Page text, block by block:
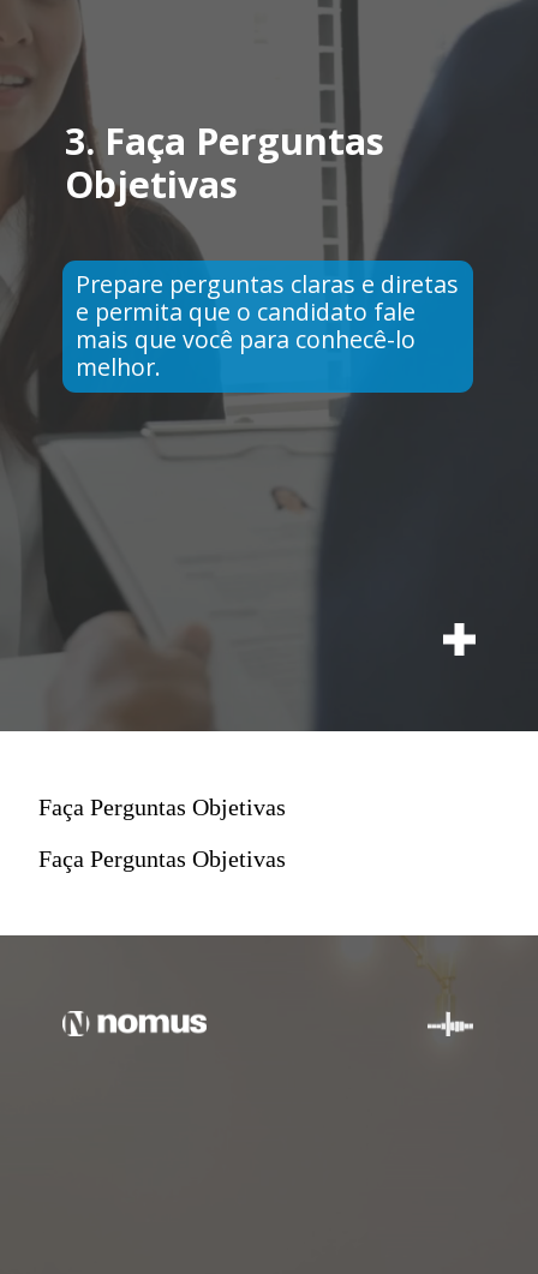
3. Faça Perguntas
Objetivas
Prepare perguntas claras e diretas
e permita que o candidato fale
mais que você para conhecê-lo
melhor.
Faça Perguntas Objetivas
Faça Perguntas Objetivas